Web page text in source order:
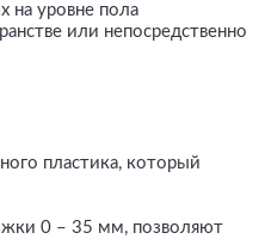
на уровне пола
или непосредственно
пластика, который
0 – 35 мм, позволяют